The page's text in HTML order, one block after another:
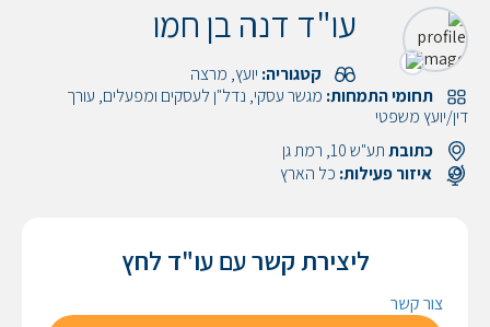
עו"ד דנה בן חמו
קטגוריה: יועץ, מרצה
תחומי התמחות: מגשר עסקי, נדל"ן לעסקים ומפעלים, עורך
דין/יועץ משפטי
כתובתתע"ש 10, רמת גן
איזור פעילות: כל הארץ
ליצירת קשר עםעו"ד לחץ
צור קשר